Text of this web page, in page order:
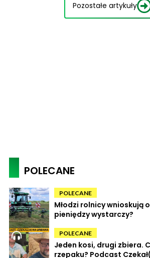
Pozostałe artykuły
POLECANE
POLECANE
Młodzi rolnicy wnioskują o
pieniędzy wystarczy?
POLECANE
Jeden kosi, drugi zbiera.
rzepaku? Podcast